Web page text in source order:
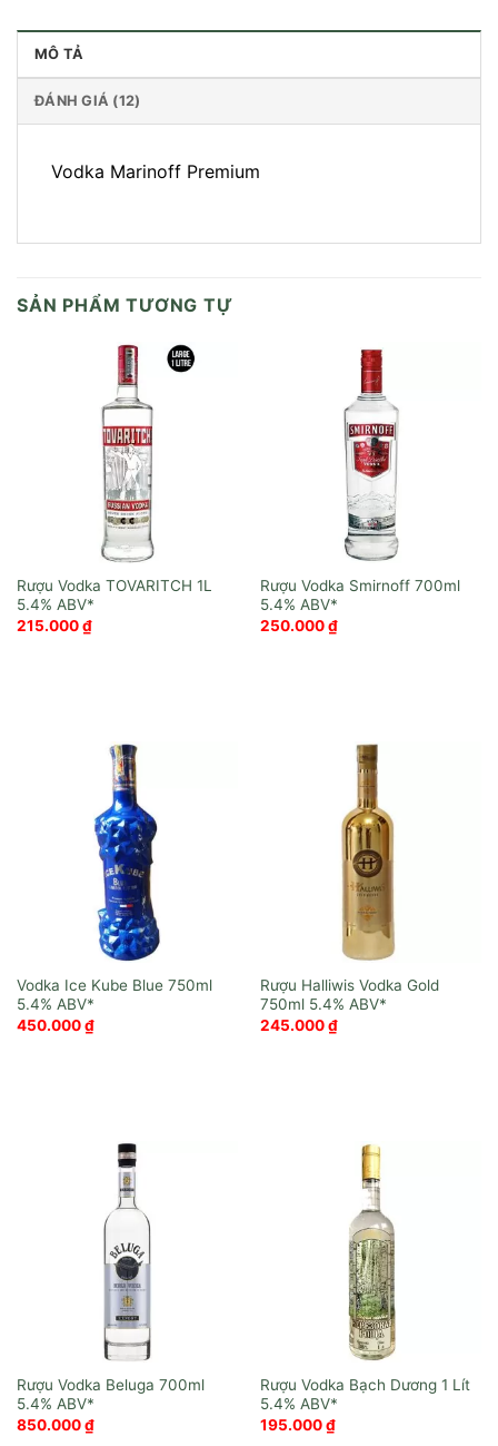
MÔ TẢ
ĐÁNH GIÁ (12)
Vodka Marinoff Premium
SẢN PHẨM TƯƠNG TỰ
Rượu Vodka TOVARITCH 1L
215.000₫
Rượu Vodka Smirnoff 700ml
250.000₫
Vodka Ice Kube Blue 750ml
450.000₫
Rượu Halliwis Vodka Gold
750ml
245.000₫
Rượu Vodka Beluga 700ml
850.000₫
Rượu Vodka Bạch Dương 1 Lít
195.000₫